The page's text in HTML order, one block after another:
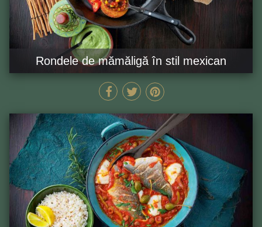
Rondele de mămăligă în stil mexican
60 MIN GĂTEȘTE ACUM